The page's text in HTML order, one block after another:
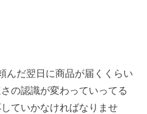
んだ翌日に商品が届くくらい
の認識が変わっていってる
ていかなければなりませ